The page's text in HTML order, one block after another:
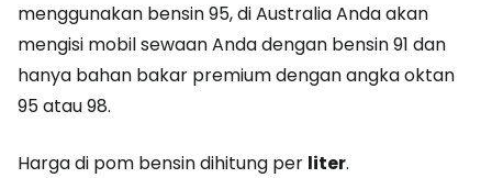
menggunakan bensin 95, di Australia Anda akan
mengisi mobil sewaan Anda dengan bensin 91 dan
hanya bahan bakar premium dengan angka oktan
95 atau 98.
Harga di pom bensin dihitung per liter.